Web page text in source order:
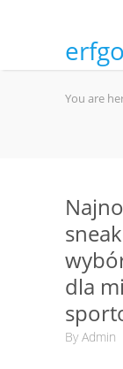
You are
dla
ByAdmin